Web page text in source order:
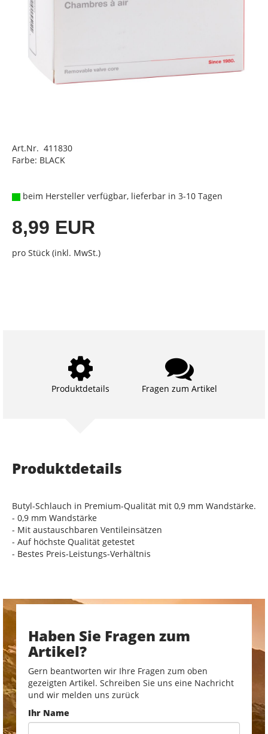
Art.Nr. 411830
Farbe: BLACK
beim Hersteller verfügbar, lieferbar in 3-10 Tagen
8,99 EUR
pro Stück (inkl. MwSt.)
Produktdetails Fragen zum Artikel
Produktdetails
Butyl-Schlauch in Premium-Qualität mit 0,9 mm Wandstärke.
- 0,9 mm Wandstärke
- Mit austauschbaren Ventileinsätzen
- Auf höchste Qualität getestet
- Bestes Preis-Leistungs-Verhältnis
Haben Sie Fragen zum
Artikel?
Gern beantworten wir Ihre Fragen zum oben
gezeigten Artikel. Schreiben Sie uns eine Nachricht
und wir melden uns zurück
Ihr Name